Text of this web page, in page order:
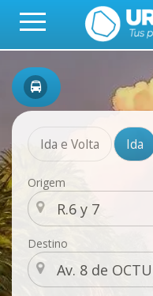
Ida e Volta Ida
Origem
Destino